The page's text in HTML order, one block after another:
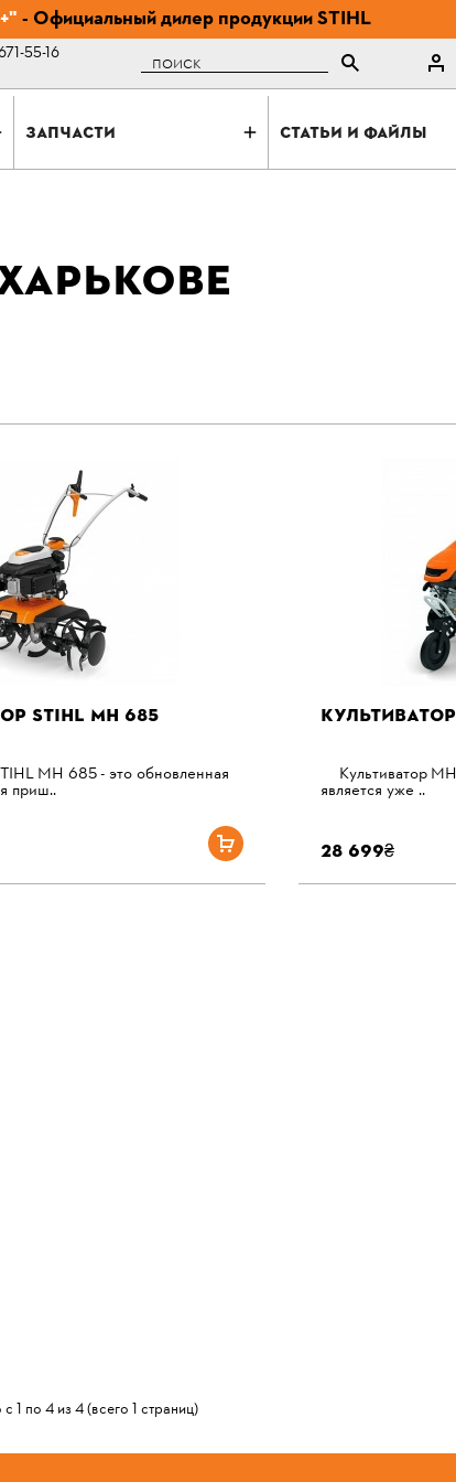
- Официальный дилер продукции STIHL
55-16
Поиск
ЗАПЧАСТИ СТАТЬИ И ФАЙЛЫ
STIHL MH 685
MH 685 - это обновленная
приш..
КУЛЬТИВАТОР
Культиватор
является уже ..
28 699₴
1 по 4 из 4 (всего 1 страниц)